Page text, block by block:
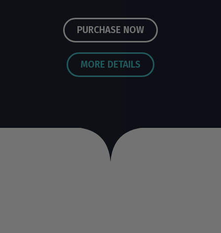
PURCHASE NOW
MORE DETAILS